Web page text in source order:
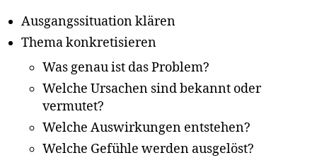
Ausgangssituation klären
Thema konkretisieren
Was genau ist das Problem?
Welche Ursachen sind bekannt oder
vermutet?
Welche Auswirkungen entstehen?
Welche Gefühle werden ausgelöst?